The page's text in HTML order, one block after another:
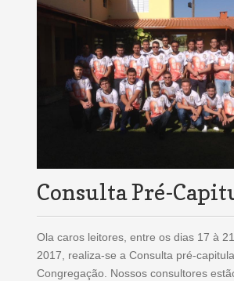
Consulta Pré-
Ola caros leitores, entre os dias 17 à
2017, realiza-se a Consulta pré-
Congregação. Nossos consultores